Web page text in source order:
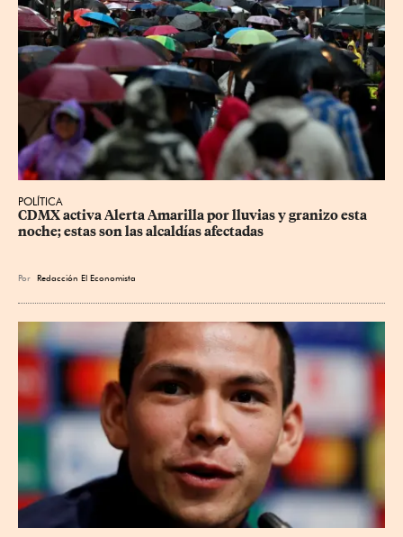
POLÍTICA
CDMX activa Alerta Amarilla por lluvias y granizo esta
noche; estas son las alcaldías afectadas
Por Redacción El Economista